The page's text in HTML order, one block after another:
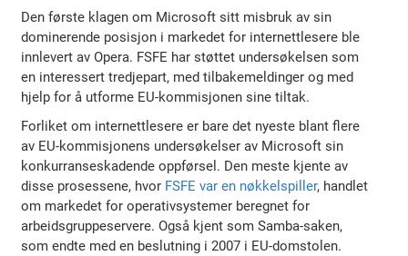
Den første klagen om Microsoft sitt misbruk av sin
dominerende posisjon i markedet for internettlesere ble
innlevert av Opera. FSFE har støttet undersøkelsen som
en interessert tredjepart, med tilbakemeldinger og med
hjelp for å utforme EU-kommisjonen sine tiltak.
Forliket om internettlesere er bare det nyeste blant flere
av EU-kommisjonens undersøkelser av Microsoft sin
konkurranseskadende oppførsel. Den meste kjente av
disse prosessene, hvor FSFE var en nøkkelspiller, handlet
om markedet for operativsystemer beregnet for
arbeidsgruppeservere. Også kjent som Samba-saken,
som endte med en beslutning i 2007 i EU-domstolen.